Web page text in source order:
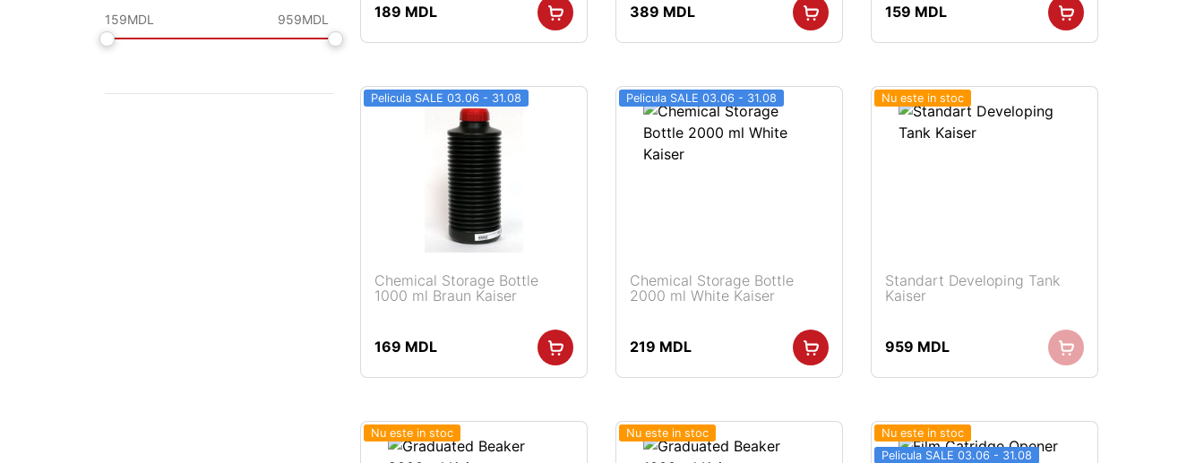
159MDL 959MDL 189 MDL 389 MDL 159 MDL
Pelicula SALE 03.06 - 31.08
Chemical Storage Bottle
1000 ml Braun Kaiser
169 MDL
Pelicula SALE 03.06 - 31.08
Chemical Storage Bottle
2000 ml White Kaiser
219 MDL
Nu este in stoc
Standart Developing Tank
Kaiser
959 MDL
Nu este in stoc Nu este in stoc
Nu este in stoc
Pelicula SALE 03.06 - 31.08